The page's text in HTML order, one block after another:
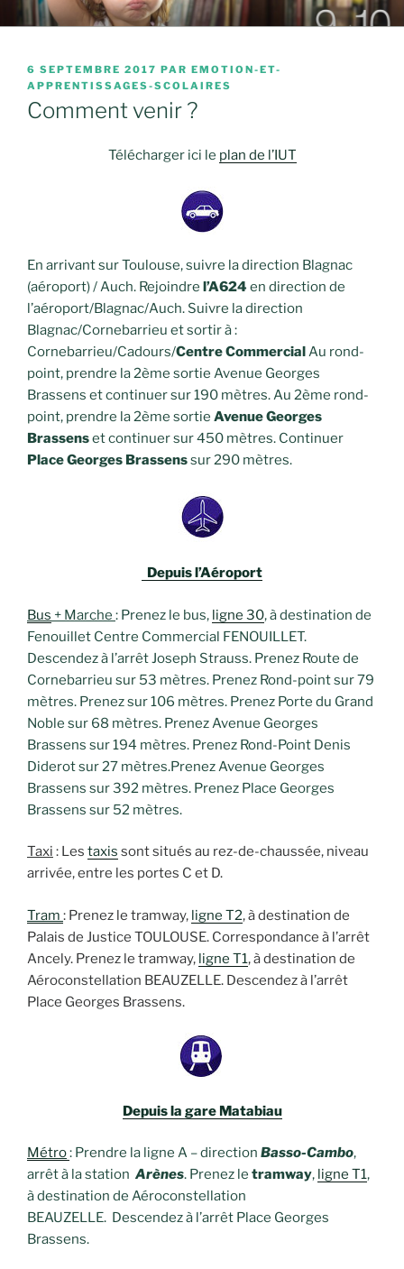
Aller
au
principal
ÉMOTION ET
SCOLAIRES
PUBLIÉ
LE
6 SEPTEMBRE 2017 PAR EMOTION-ET-
APPRENTISSAGES-SCOLAIRES
Comment venir ?
Télécharger ici le plan de l’IUT
En arrivant sur Toulouse, suivre la direction Blagnac
(aéroport) / Auch. Rejoindre l’A624 en direction de
l’aéroport/Blagnac/Auch. Suivre la direction
Blagnac/Cornebarrieu et sortir à :
Cornebarrieu/Cadours/Centre CommercialAu rond-
point, prendre la 2ème sortie Avenue Georges
Brassens et continuer sur 190 mètres. Au 2ème rond-
point, prendre la 2ème sortie Avenue Georges
Brassenset continuer sur 450 mètres. Continuer
Place Georges Brassenssur 290 mètres.
Depuis l’Aéroport
Bus + Marche : Prenez le bus, ligne 30, à destination de
Fenouillet Centre Commercial FENOUILLET.
Descendez à l’arrêt Joseph Strauss. Prenez Route de
Cornebarrieu sur 53 mètres. Prenez Rond-point sur 79
mètres. Prenez sur 106 mètres. Prenez Porte du Grand
Noble sur 68 mètres. Prenez Avenue Georges
Brassens sur 194 mètres. Prenez Rond-Point Denis
Diderot sur 27 mètres.Prenez Avenue Georges
Brassens sur 392 mètres. Prenez Place Georges
Brassens sur 52 mètres.
Taxi : Les taxis sont situés au rez-de-chaussée, niveau
arrivée, entre les portes C et D.
Tram : Prenez le tramway, ligne T2, à destination de
Palais de Justice TOULOUSE. Correspondance à l’arrêt
Ancely. Prenez le tramway, ligne T1, à destination de
Aéroconstellation BEAUZELLE. Descendez à l’arrêt
Place Georges Brassens.
Depuis la gare Matabiau
Métro: Prendre la ligne A – direction Basso-Cambo,
arrêt à la station Arènes. Prenez le tramway, ligne T1,
à destination de Aéroconstellation
BEAUZELLE. Descendez à l’arrêt Place Georges
Brassens.